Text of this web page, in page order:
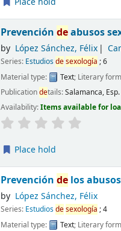
Prevencióndeabusos
by López Sánchez, Félix
Series: Estudiosdesexología ; 6
Material type:
Text; Literary
Publicationdetails:Salamanca,
Availability:Items available for
Place hold
Prevenciónde los
by López Sánchez, Félix
Series: Estudiosdesexología ; 4
Material type:
Text; Literary